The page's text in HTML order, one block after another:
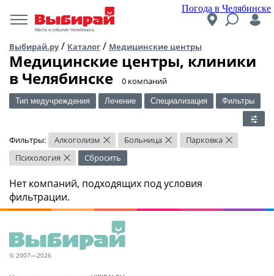
Погода в Челябинске
Места и события Челябинска
Выбирай.ру/ Каталог / Медицинские центры
Медицинские центры, клиники
в Челябинске
​0 компаний
Тип медучреждения Лечение Специализация Фильтры
Фильтры: Алкоголизм × Больница × Парковка ×
Психология × Сбросить
Нет компаний, подходящих под условия
фильтрации.
© 2007—2026